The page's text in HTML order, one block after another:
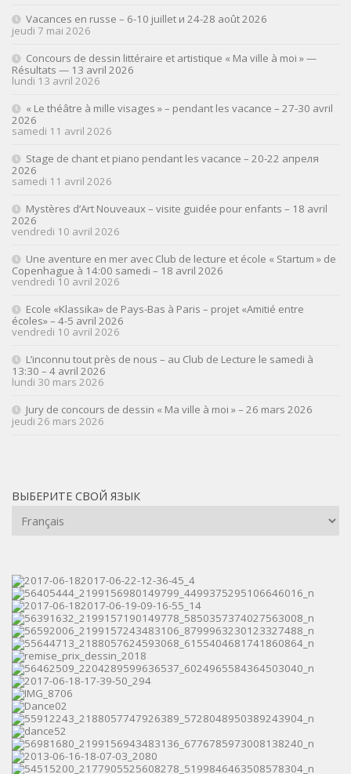
Vacances en russe – 6-10 juillet и 24-28 août 2026
jeudi 7 mai 2026
Concours de dessin littéraire et artistique « Ma ville à moi » —
Résultats — 13 avril 2026
lundi 13 avril 2026
« Le théâtre à mille visages » – pendant les vacance – 27-30 avril
2026
samedi 11 avril 2026
Stage de chant et piano pendant les vacance – 20-22 апреля
2026
samedi 11 avril 2026
Mystères d’Art Nouveaux – visite guidée pour enfants – 18 avril
2026
vendredi 10 avril 2026
Une aventure en mer avec Club de lecture et école « Startum » de
Copenhague à 14:00 samedi – 18 avril 2026
vendredi 10 avril 2026
Ecole «Klassika» de Pays-Bas à Paris – projet «Amitié entre
écoles» – 4-5 avril 2026
vendredi 10 avril 2026
L’inconnu tout près de nous – au Club de Lecture le samedi à
13:30 – 4 avril 2026
lundi 30 mars 2026
Jury de concours de dessin « Ma ville à moi » – 26 mars 2026
jeudi 26 mars 2026
ВЫБЕРИТЕ СВОЙ ЯЗЫК